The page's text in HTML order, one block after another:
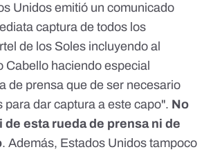
Unidos emitió un comunicado
captura de todos los
de los Soles incluyendo al
Cabello haciendo especial
de prensa que de ser necesario
dar captura a este capo". No
de esta rueda de prensa ni de
. Además, Estados Unidos tampoco